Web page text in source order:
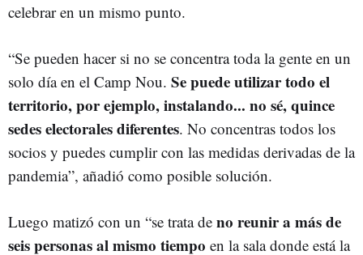
celebrar en un mismo punto.
“Se pueden hacer si no se concentra toda la gente en un
solo día en el Camp Nou. Se puede utilizar todo el
territorio, por ejemplo, instalando... no sé, quince
sedes electorales diferentes. No concentras todos los
socios y puedes cumplir con las medidas derivadas de la
pandemia”, añadió como posible solución.
Luego matizó con un “se trata de no reunir a más de
seis personas al mismo tiempo en la sala donde está la